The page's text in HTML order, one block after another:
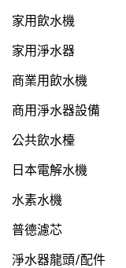
家用飲水機
家用淨水器
商業用飲水機
商用淨水器設備
公共飲水檯
日本電解水機
水素水機
普德濾芯
淨水器龍頭/配件